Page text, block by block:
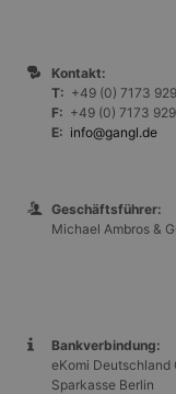
Kontakt:
T: +49 (0) 7173
F: +49 (0) 7173
E: info@gangl.de
Geschäftsführer:
Michael Ambros &
Bankverbindung:
eKomi Deutschland
Sparkasse Berlin